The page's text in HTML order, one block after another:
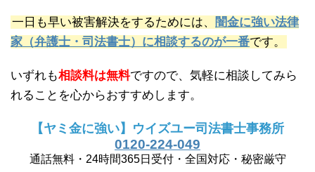
一日も早い被害解決をするためには、
闇金に強い法律
家（弁護士・司法書士）に相談するのが一番です。
いずれも相談料は無料ですので、気軽に相談してみら
れることを心からおすすめします。
【ヤミ金に強い】ウイズユー司法書士事務所
0120-224-049
通話無料・24時間365日受付・全国対応・秘密厳守